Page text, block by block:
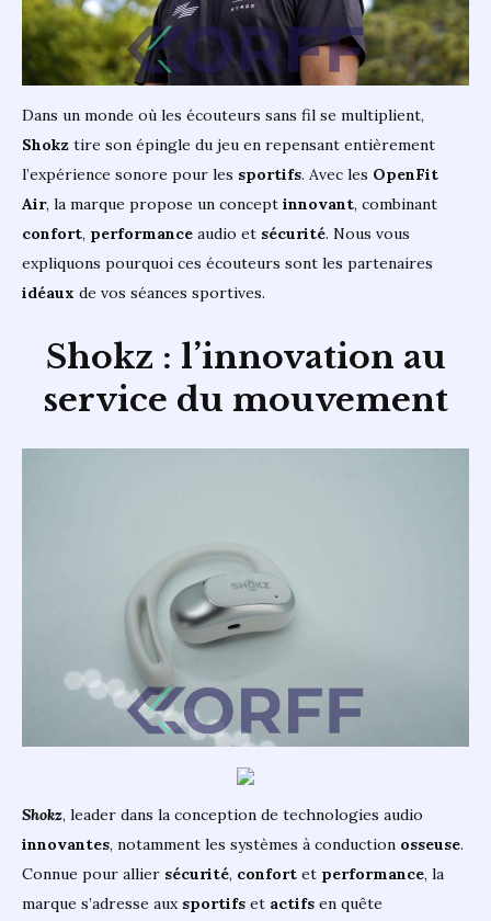
Dans un monde où les écouteurs sans fil se multiplient,
Shokz tire son épingle du jeu en repensant entièrement
l’expérience sonore pour les sportifs. Avec les OpenFit
Air, la marque propose un concept innovant, combinant
confort, performance audio et sécurité. Nous vous
expliquons pourquoi ces écouteurs sont les partenaires
idéaux de vos séances sportives.
Shokz : l’innovation au
service du mouvement
Shokz, leader dans la conception de technologies audio
innovantes, notamment les systèmes à conduction osseuse.
Connue pour allier sécurité, confort et performance, la
marque s’adresse aux sportifs et actifs en quête